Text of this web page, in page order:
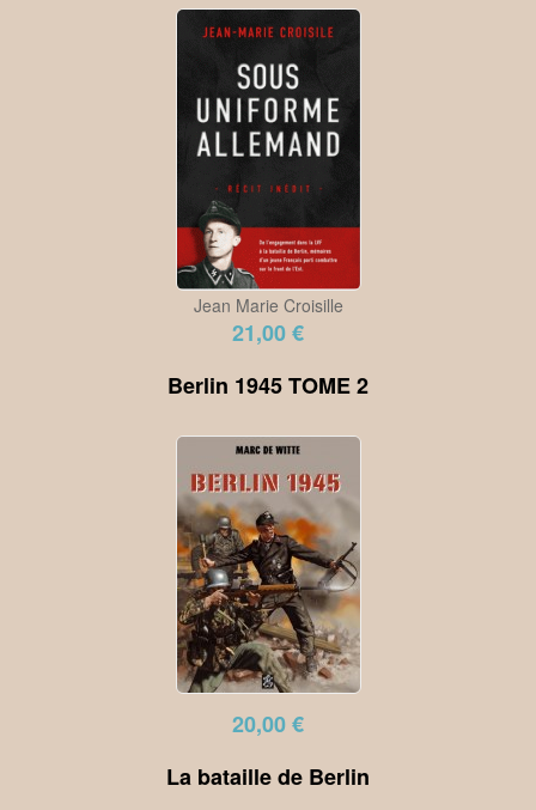
Jean Marie Croisille
21,00 €
Berlin 1945 TOME 2
20,00 €
La bataille de Berlin